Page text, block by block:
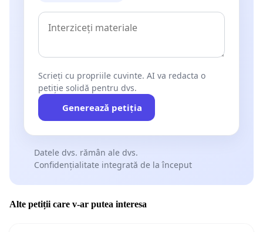
Scrieți cu propriile cuvinte. AI va redacta o
petiție solidă pentru dvs.
Generează petiția
Datele dvs. rămân ale dvs.
Confidențialitate integrată de la început
Alte petiții care v-ar putea interesa